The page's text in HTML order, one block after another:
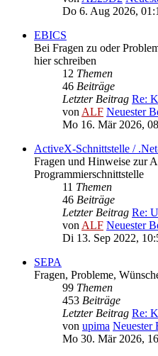
Do 6. Aug 2026,
EBICS
Bei Fragen zu oder
hier schreiben
12 Themen
46 Beiträge
Letzter Beitrag Re:
vonALF Neuester
Mo 16. Mär 2026,
ActiveX-Schnittstelle /
Fragen und Hinweise zur
Programmierschnittstelle
11 Themen
46 Beiträge
Letzter Beitrag Re:
vonALF Neuester
Di 13. Sep 2022,
SEPA
Fragen, Probleme,
99 Themen
453 Beiträge
Letzter Beitrag Re:
von upima Neuester
Mo 30. Mär 2026,